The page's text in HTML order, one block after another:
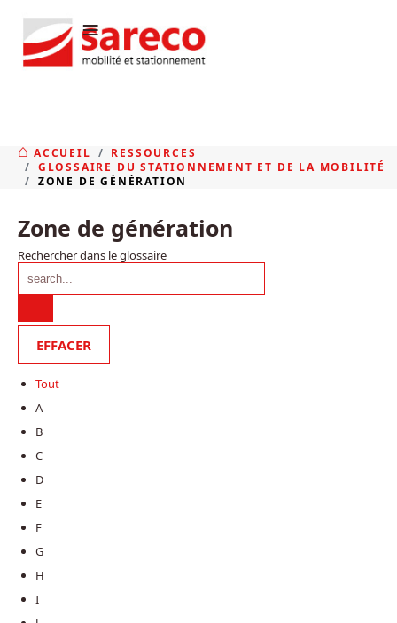
≡
ACCUEIL
RESSOURCES
GLOSSAIRE DU STATIONNEMENT ET DE LA MOBILITÉ
ZONE DE GÉNÉRATION
Zone de génération
Rechercher dans le glossaire
Tout
A
B
C
D
E
F
G
H
I